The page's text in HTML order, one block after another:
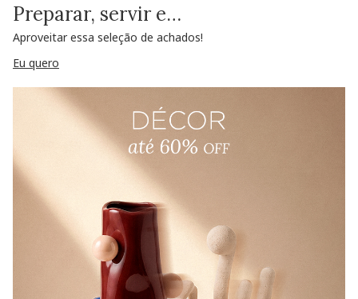
Preparar, servir e…
Aproveitar essa seleção de achados!
Eu quero